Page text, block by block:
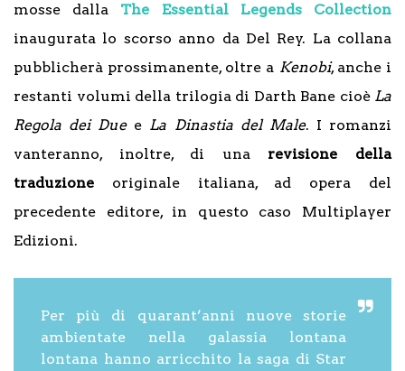
mosse dalla The Essential Legends Collection
inaugurata lo scorso anno da Del Rey. La collana
pubblicherà prossimanente, oltre a Kenobi, anche i
restanti volumi della trilogia di Darth Bane cioè La
Regola dei Duee La Dinastia del Male. I romanzi
vanteranno, inoltre, di una revisione della
traduzione originale italiana, ad opera del
precedente editore, in questo caso Multiplayer
Edizioni.
Per più di quarant’anni nuove storie
ambientate nella galassia lontana
lontana hanno arricchito la saga di Star